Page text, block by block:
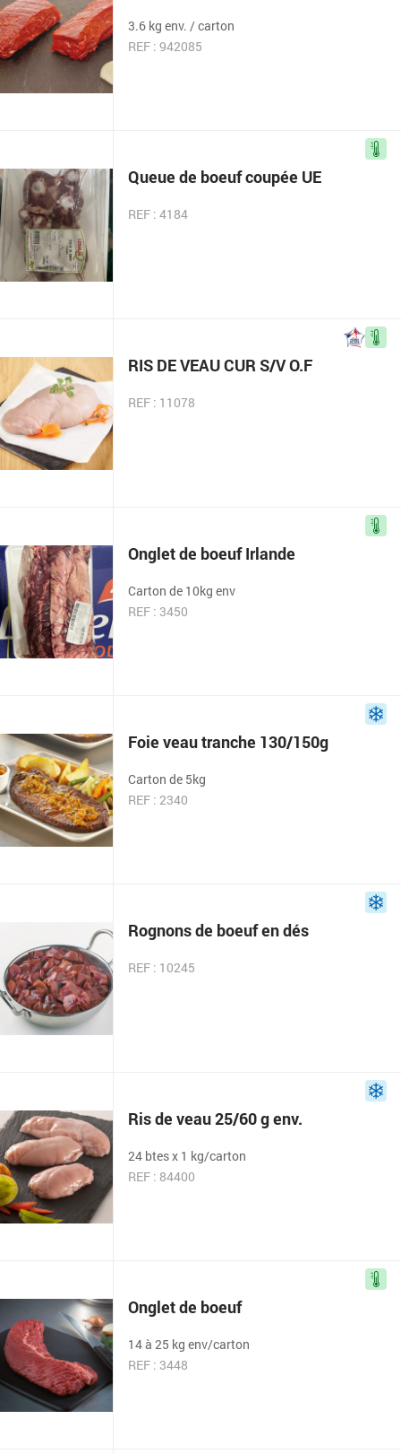
3.6 kg env. / carton
REF : 942085
Queue de boeuf coupée UE
REF : 4184
RIS DE VEAU CUR S/V O.F
REF : 11078
Onglet de boeuf Irlande
Carton de 10kg env
REF : 3450
Foie veau tranche 130/150g
Carton de 5kg
REF : 2340
Rognons de boeuf en dés
REF : 10245
Ris de veau 25/60 g env.
24 btes x 1 kg/carton
REF : 84400
Onglet de boeuf
14 à 25 kg env/carton
REF : 3448